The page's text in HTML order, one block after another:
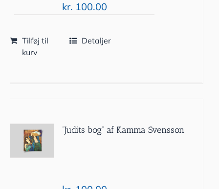
kr. 100.00
Tilføj til
kurv
Detaljer
”Judits bog” af Kamma Svensson